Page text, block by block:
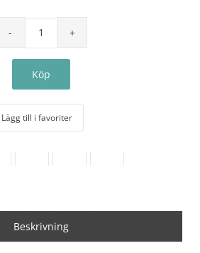
Lägg till i favoriter
Beskrivning